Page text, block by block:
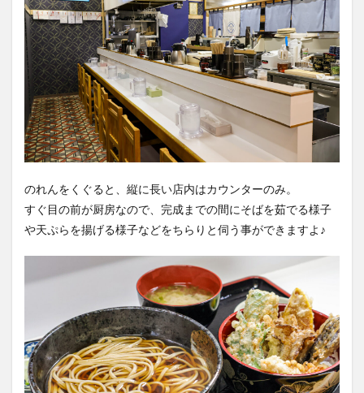
のれんをくぐると、縦に長い店内はカウンターのみ。
すぐ目の前が厨房なので、完成までの間にそばを茹でる様子
や天ぷらを揚げる様子などをちらりと伺う事ができますよ♪